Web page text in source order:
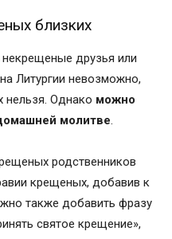
близких
друзья или
Литургии невозможно,
нельзя. Однако можно
молитве.
родственников
крещеных, добавив к
также добавить фразу
святое крещение»,